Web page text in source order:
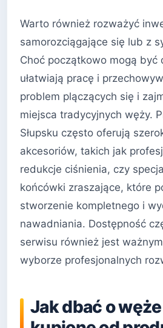
Warto również rozważyć
samorozciągające się lub z
Choć początkowo mogą być
ułatwiają pracę i
problem plączących się i
miejsca tradycyjnych węży.
Słupsku często oferują
akcesoriów, takich jak
redukcje ciśnienia, czy
końcówki zraszające, które
stworzenie kompletnego i
nawadniania. Dostępność
serwisu również jest
wyborze profesjonalnych
Jak dbać o